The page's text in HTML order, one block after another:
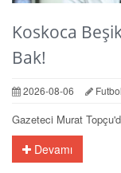
Koskoca
Bak!
2026-08-06 Futbol
Gazeteci Murat
Devamı